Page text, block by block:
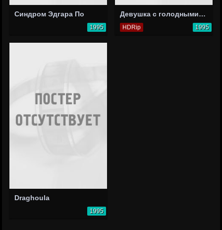
Синдром Эдгара По
1995
Девушка с голодными глазами
HDRip 1995
Draghoula
1995